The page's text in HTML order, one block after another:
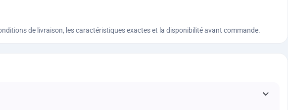
de livraison, les caractéristiques exactes et la disponibilité avant commande.